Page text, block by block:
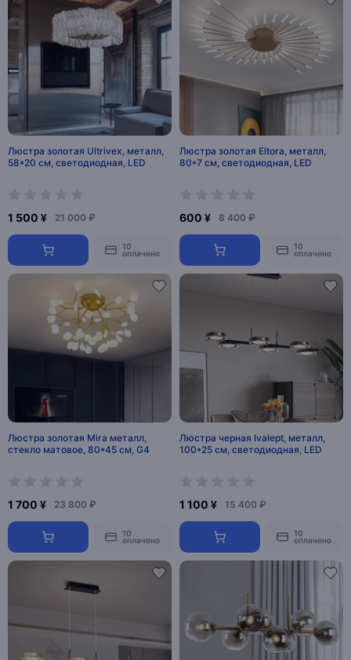
Люстра золотая Ultrivex, металл,
58*20 см, светодиодная, LED
1 500 ¥ 21 000 ₽
10
оплачено
Люстра золотая Eltora, металл,
80*7 см, светодиодная, LED
600 ¥ 8 400 ₽
10
оплачено
Люстра золотая Mira металл,
стекло матовое, 80*45 см, G4
1 700 ¥ 23 800 ₽
10
оплачено
Люстра черная Ivalept, металл,
100*25 см, светодиодная, LED
1 100 ¥ 15 400 ₽
10
оплачено